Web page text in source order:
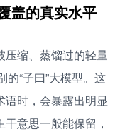
盖的真实水平
压缩、蒸馏过的轻量
的“子曰”大模型。这
时，会暴露出明显
意思一般能保留，